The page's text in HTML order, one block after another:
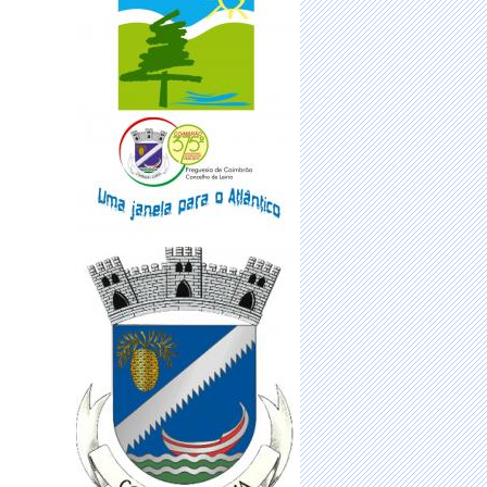
Precisa de alterar a morada do Cartão
de Cidadão?
Dados biométricos
Sabia que pode renovar online o seu
Cartão de Cidadão sem sair d
Vacinação para a população sem
número de utente
·FUNDO MUNICIPAL DE